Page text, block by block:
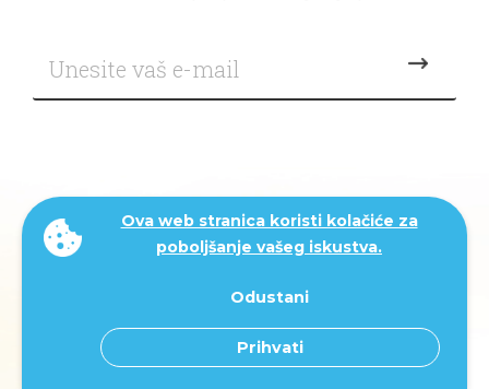
Ova web stranica koristi kolačiće za
poboljšanje vašeg iskustva.
Odustani
Prihvati